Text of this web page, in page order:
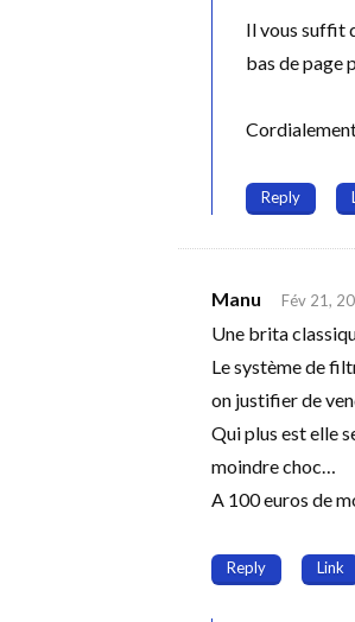
Il vous suffit
bas de page
Reply
Manu Fév 21,
Une brita
Le système de
on justifier de
Qui plus est elle
moindre choc…
A 100 euros de
Reply Link